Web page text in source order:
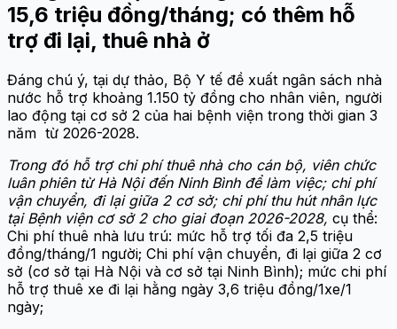
15,6 triệu đồng/tháng; có thêm hỗ
trợ đi lại, thuê nhà ở
Đáng chú ý, tại dự thảo, Bộ Y tế đề xuất ngân sách nhà
nước hỗ trợ khoảng 1.150 tỷ đồng cho nhân viên, người
lao động tại cơ sở 2 của hai bệnh viện trong thời gian 3
năm từ 2026-2028.
Trong đó hỗ trợ chi phí thuê nhà cho cán bộ, viên chức
luân phiên từ Hà Nội đến Ninh Bình để làm việc; chi phí
vận chuyển, đi lại giữa 2 cơ sở; chi phí thu hút nhân lực
tại Bệnh viện cơ sở 2 cho giai đoạn 2026-2028, cụ thể:
Chi phí thuê nhà lưu trú: mức hỗ trợ tối đa 2,5 triệu
đồng/tháng/1 người; Chi phí vận chuyển, đi lại giữa 2 cơ
sở (cơ sở tại Hà Nội và cơ sở tại Ninh Bình); mức chi phí
hỗ trợ thuê xe đi lại hằng ngày 3,6 triệu đồng/1xe/1
ngày;